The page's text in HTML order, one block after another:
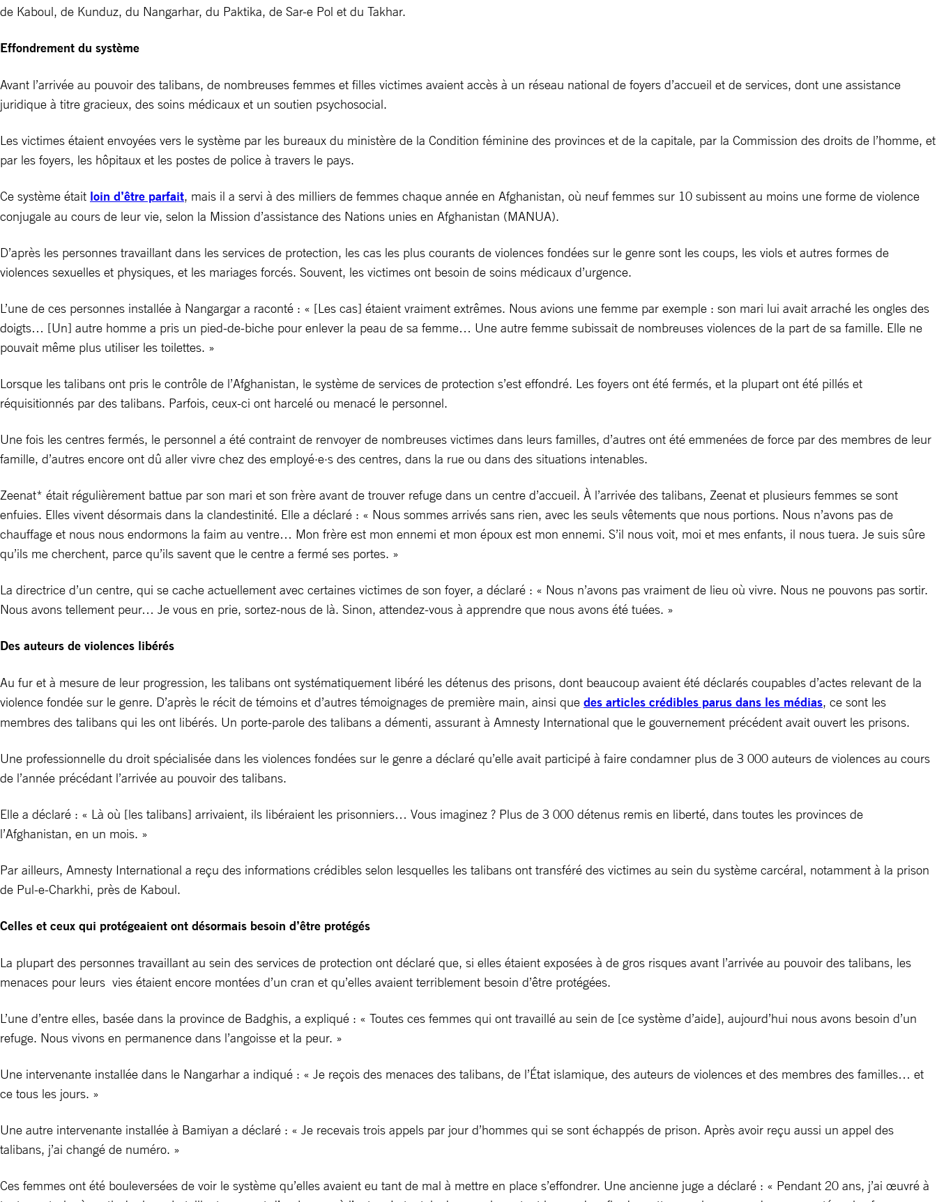
de Kaboul, de Kunduz, du Nangarhar, du Paktika, de Sar-e Pol et du Takhar.
Effondrement du système
Avant l’arrivée au pouvoir des talibans, de nombreuses femmes et filles victimes avaient accès à un réseau national de foyers d’accueil et de services, dont une assistance
juridique à titre gracieux, des soins médicaux et un soutien psychosocial.
Les victimes étaient envoyées vers le système par les bureaux du ministère de la Condition féminine des provinces et de la capitale, par la Commission des droits de l’homme, et
par les foyers, les hôpitaux et les postes de police à travers le pays.
Ce système était loin d’être parfait, mais il a servi à des milliers de femmes chaque année en Afghanistan, où neuf femmes sur 10 subissent au moins une forme de violence
conjugale au cours de leur vie, selon la Mission d’assistance des Nations unies en Afghanistan (MANUA).
D’après les personnes travaillant dans les services de protection, les cas les plus courants de violences fondées sur le genre sont les coups, les viols et autres formes de
violences sexuelles et physiques, et les mariages forcés. Souvent, les victimes ont besoin de soins médicaux d’urgence.
L’une de ces personnes installée à Nangargar a raconté : « [Les cas] étaient vraiment extrêmes. Nous avions une femme par exemple : son mari lui avait arraché les ongles des
doigts… [Un] autre homme a pris un pied-de-biche pour enlever la peau de sa femme… Une autre femme subissait de nombreuses violences de la part de sa famille. Elle ne
pouvait même plus utiliser les toilettes. »
Lorsque les talibans ont pris le contrôle de l’Afghanistan, le système de services de protection s’est effondré. Les foyers ont été fermés, et la plupart ont été pillés et
réquisitionnés par des talibans. Parfois, ceux-ci ont harcelé ou menacé le personnel.
Une fois les centres fermés, le personnel a été contraint de renvoyer de nombreuses victimes dans leurs familles, d’autres ont été emmenées de force par des membres de leur
famille, d’autres encore ont dû aller vivre chez des employé·e·s des centres, dans la rue ou dans des situations intenables.
Zeenat* était régulièrement battue par son mari et son frère avant de trouver refuge dans un centre d’accueil. À l’arrivée des talibans, Zeenat et plusieurs femmes se sont
enfuies. Elles vivent désormais dans la clandestinité. Elle a déclaré : « Nous sommes arrivés sans rien, avec les seuls vêtements que nous portions. Nous n’avons pas de
chauffage et nous nous endormons la faim au ventre… Mon frère est mon ennemi et mon époux est mon ennemi. S’il nous voit, moi et mes enfants, il nous tuera. Je suis sûre
qu’ils me cherchent, parce qu’ils savent que le centre a fermé ses portes. »
La directrice d’un centre, qui se cache actuellement avec certaines victimes de son foyer, a déclaré : « Nous n’avons pas vraiment de lieu où vivre. Nous ne pouvons pas sortir.
Nous avons tellement peur… Je vous en prie, sortez-nous de là. Sinon, attendez-vous à apprendre que nous avons été tuées. »
Des auteurs de violences libérés
Au fur et à mesure de leur progression, les talibans ont systématiquement libéré les détenus des prisons, dont beaucoup avaient été déclarés coupables d’actes relevant de la
violence fondée sur le genre. D’après le récit de témoins et d’autres témoignages de première main, ainsi que des articles crédibles parus dans les médias, ce sont les
membres des talibans qui les ont libérés. Un porte-parole des talibans a démenti, assurant à Amnesty International que le gouvernement précédent avait ouvert les prisons.
Une professionnelle du droit spécialisée dans les violences fondées sur le genre a déclaré qu’elle avait participé à faire condamner plus de 3 000 auteurs de violences au cours
de l’année précédant l’arrivée au pouvoir des talibans.
Elle a déclaré : « Là où [les talibans] arrivaient, ils libéraient les prisonniers… Vous imaginez ? Plus de 3 000 détenus remis en liberté, dans toutes les provinces de
l’Afghanistan, en un mois. »
Par ailleurs, Amnesty International a reçu des informations crédibles selon lesquelles les talibans ont transféré des victimes au sein du système carcéral, notamment à la prison
de Pul-e-Charkhi, près de Kaboul.
Celles et ceux qui protégeaient ont désormais besoin d’être protégés
La plupart des personnes travaillant au sein des services de protection ont déclaré que, si elles étaient exposées à de gros risques avant l’arrivée au pouvoir des talibans, les
menaces pour leurs vies étaient encore montées d’un cran et qu’elles avaient terriblement besoin d’être protégées.
L’une d’entre elles, basée dans la province de Badghis, a expliqué : « Toutes ces femmes qui ont travaillé au sein de [ce système d’aide], aujourd’hui nous avons besoin d’un
refuge. Nous vivons en permanence dans l’angoisse et la peur. »
Une intervenante installée dans le Nangarhar a indiqué : « Je reçois des menaces des talibans, de l’État islamique, des auteurs de violences et des membres des familles… et
ce tous les jours. »
Une autre intervenante installée à Bamiyan a déclaré : « Je recevais trois appels par jour d’hommes qui se sont échappés de prison. Après avoir reçu aussi un appel des
talibans, j’ai changé de numéro. »
Ces femmes ont été bouleversées de voir le système qu’elles avaient eu tant de mal à mettre en place s’effondrer. Une ancienne juge a déclaré : « Pendant 20 ans, j’ai œuvré à